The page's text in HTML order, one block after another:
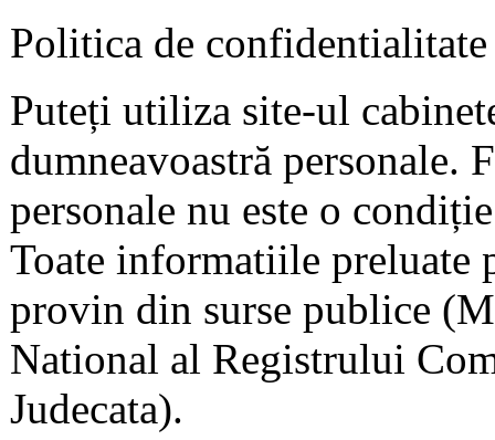
Politica de confidentialitate
Puteți utiliza site-ul
dumneavoastră personale.
personale nu este o
Toate informatiile preluate
provin din surse publice
National al Registrului
Judecata).